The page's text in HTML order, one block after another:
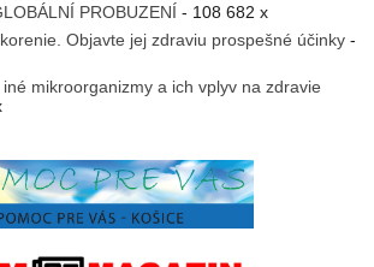
PROBUZENÍ - 108 682 x
Objavte jej zdraviu prospešné účinky -
iné mikroorganizmy a ich vplyv na zdravie